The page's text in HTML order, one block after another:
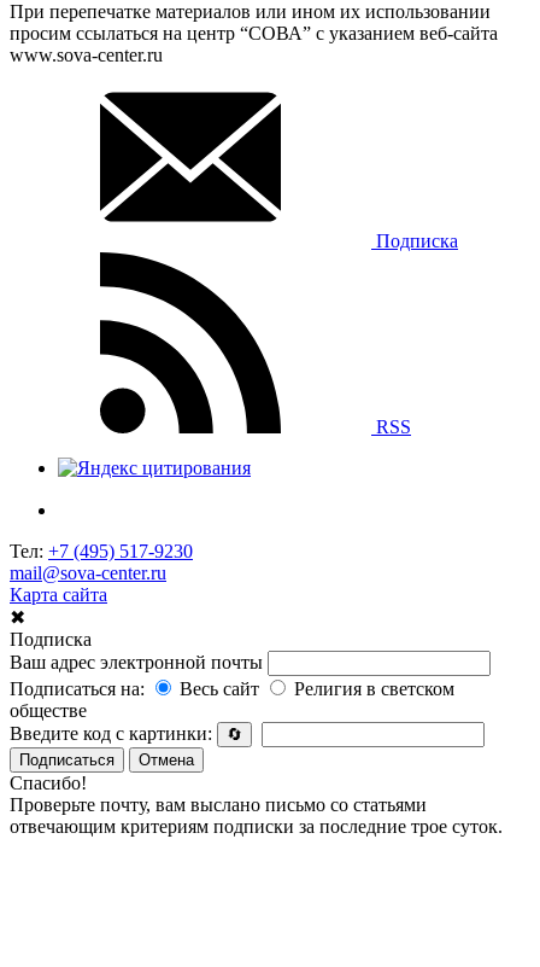
При перепечатке материалов или ином их использовании
просим ссылаться на центр “СОВА” с указанием веб-сайта
www.sova-center.ru
Подписка
RSS
Тел: +7 (495) 517-9230
mail@sova-center.ru
Карта сайта
✖
Подписка
Ваш адрес электронной почты
Подписаться на:
Весь сайт
Религия в светском
обществе
Введите код с картинки:
🔄
Подписаться
Отмена
Спасибо!
Проверьте почту, вам выслано письмо со статьями
отвечающим критериям подписки за последние трое суток.